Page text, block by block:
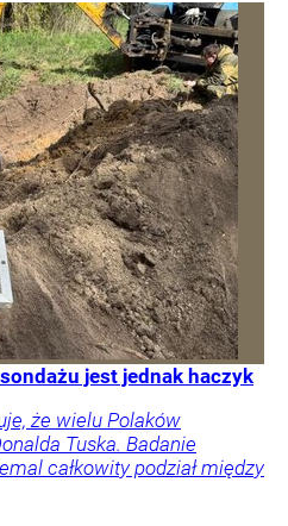
jest jednak haczyk
że wielu Polaków
Tuska. Badanie
całkowity podział między